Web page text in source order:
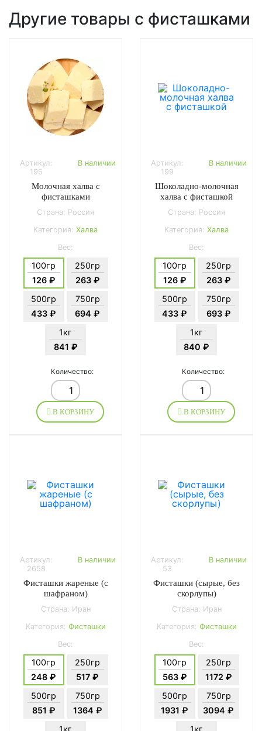
Другие товары с фисташками
Артикул:
195
В наличии
Молочная халва с
фисташками
Страна: Россия
Категория: Халва
Вес:
100гр
126 ₽
250гр
263 ₽
500гр
433 ₽
750гр
694 ₽
1кг
841 ₽
Количество:
В КОРЗИНУ
Артикул:
199
В наличии
Шоколадно-молочная
халва с фисташкой
Страна: Россия
Категория: Халва
Вес:
100гр
126 ₽
250гр
263 ₽
500гр
433 ₽
750гр
693 ₽
1кг
840 ₽
Количество:
В КОРЗИНУ
Артикул:
2658
В наличии
Фисташки жареные (с
шафраном)
Страна: Иран
Категория: Фисташки
Вес:
100гр
248 ₽
250гр
517 ₽
500гр
851 ₽
750гр
1364 ₽
1кг
Артикул:
53
В наличии
Фисташки (сырые, без
скорлупы)
Страна: Иран
Категория: Фисташки
Вес:
100гр
563 ₽
250гр
1172 ₽
500гр
1931 ₽
750гр
3094 ₽
1кг